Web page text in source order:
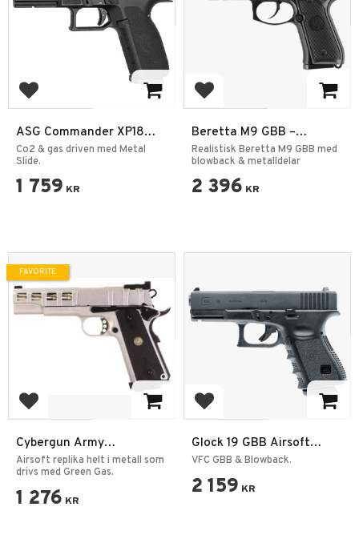
Add to favorites
ASG Commander XP18
Co2 6mm Svart
Co2 & gas driven med Metal
Slide.
1 759 KR
Add to favorites
Beretta M9 GBB –
Realistisk Gaspistol med
Blowback
Realistisk Beretta M9 GBB med
blowback & metalldelar
2 396 KR
Add to favorites
Cybergun Army
Armament 1911 R30-3S
GBB Silver
Airsoft replika helt i metall som
drivs med Green Gas.
1 276 KR
FAVORITE
Add to favorites
Glock 19 GBB Airsoft
Pistol 6mm
VFC GBB & Blowback.
2 159 KR